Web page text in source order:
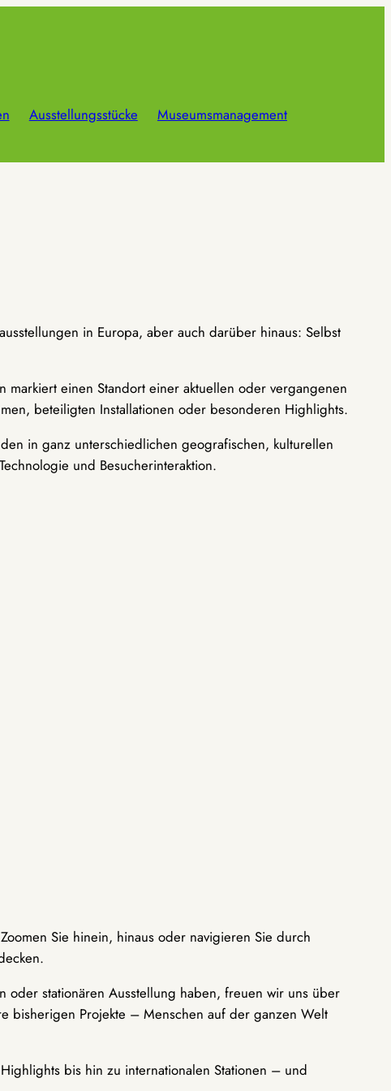
Ausstellungsstücke
Museumsmanagement
in Europa, aber auch darüber hinaus: Selbst
einen Standort einer aktuellen oder vergangenen
beteiligten Installationen oder besonderen Highlights.
in ganz unterschiedlichen geografischen, kulturellen
und Besucherinteraktion.
Sie hinein, hinaus oder navigieren Sie durch
stationären Ausstellung haben, freuen wir uns über
bisherigen Projekte – Menschen auf der ganzen Welt
bis hin zu internationalen Stationen – und